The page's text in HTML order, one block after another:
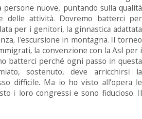
persone nuove, puntando sulla qualità
delle attività. Dovremo batterci per
per i genitori, la ginnastica adattata
l'escursione in montagna. Il torneo
la convenzione con la Asl per i
batterci perché ogni passo in questa
sostenuto, deve arricchirsi la
difficile. Ma io ho visto all'opera le
i loro congressi e sono fiducioso. Il